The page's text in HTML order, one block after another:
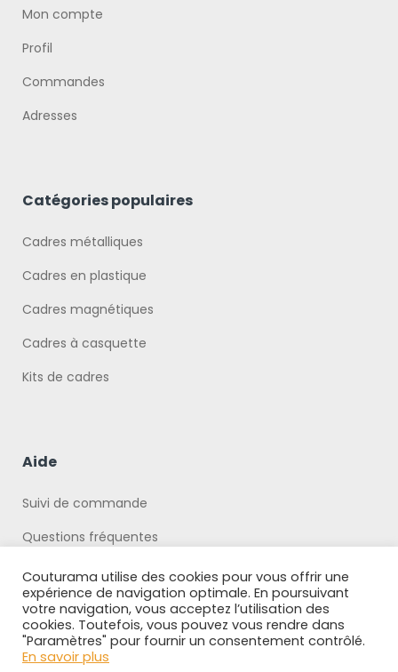
Mon compte
Profil
Commandes
Adresses
Catégories populaires
Cadres métalliques
Cadres en plastique
Cadres magnétiques
Cadres à casquette
Kits de cadres
Aide
Suivi de commande
Questions fréquentes
Politique de Confidentialité
Copyright © 2026 Boutique Couturama
Couturama utilise des cookies pour vous offrir une
expérience de navigation optimale. En poursuivant
votre navigation, vous acceptez l’utilisation des
cookies. Toutefois, vous pouvez vous rendre dans
"Paramètres" pour fournir un consentement contrôlé.
En savoir plus